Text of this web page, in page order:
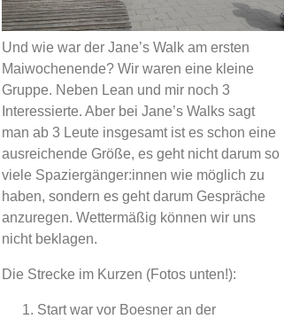
Und wie war der Jane’s Walk am ersten
Maiwochenende? Wir waren eine kleine
Gruppe. Neben Lean und mir noch 3
Interessierte. Aber bei Jane’s Walks sagt
man ab 3 Leute insgesamt ist es schon eine
ausreichende Größe, es geht nicht darum so
viele Spaziergänger:innen wie möglich zu
haben, sondern es geht darum Gespräche
anzuregen. Wettermäßig können wir uns
nicht beklagen.
Die Strecke im Kurzen (Fotos unten!):
Start war vor Boesner an der